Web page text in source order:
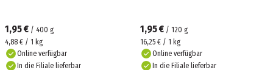
1,95 € / 400 g
4,88 € / 1 kg
Online verfügbar
In die Filiale lieferbar
1,95 € / 120 g
16,25 € / 1 kg
Online verfügbar
In die Filiale lieferbar